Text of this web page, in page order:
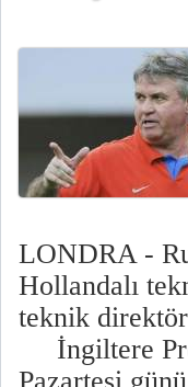
LONDRA -
Hollandalı
teknik
İngiltere